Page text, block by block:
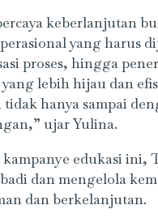
keberlanjutan
yang harus
proses, hingga
lebih hijau dan
hanya sampai
ujar Yulina.
edukasi ini,
dan mengelola
dan berkelanjutan.